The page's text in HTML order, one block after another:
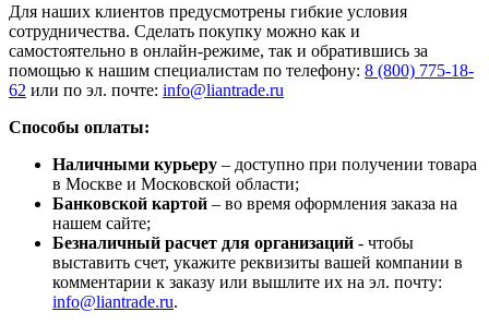
Для наших клиентов предусмотрены гибкие условия
сотрудничества. Сделать покупку можно как и
самостоятельно в онлайн-режиме, так и обратившись за
помощью к нашим специалистам по телефону: 8 (800) 775-18-
62 или по эл. почте: info@liantrade.ru
Способы оплаты:
Наличными курьеру – доступно при получении товара
в Москве и Московской области;
Банковской картой – во время оформления заказа на
нашем сайте;
Безналичный расчет для организаций - чтобы
выставить счет, укажите реквизиты вашей компании в
комментарии к заказу или вышлите их на эл. почту:
info@liantrade.ru.